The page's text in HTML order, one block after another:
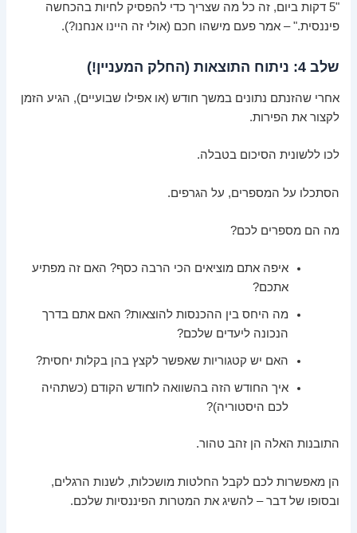
"5 דקות ביום, זה כל מה שצריך כדי להפסיק לחיות בהכחשה
פיננסית." – אמר פעם מישהו חכם (אולי זה היינו אנחנו?).
שלב 4: ניתוח התוצאות (החלק המעניין!)
אחרי שהזנתם נתונים במשך חודש (או אפילו שבועיים), הגיע הזמן
לקצור את הפירות.
לכו ללשונית הסיכום בטבלה.
הסתכלו על המספרים, על הגרפים.
מה הם מספרים לכם?
איפה אתם מוציאים הכי הרבה כסף? האם זה מפתיע
אתכם?
מה היחס בין ההכנסות להוצאות? האם אתם בדרך
הנכונה ליעדים שלכם?
האם יש קטגוריות שאפשר לקצץ בהן בקלות יחסית?
איך החודש הזה בהשוואה לחודש הקודם (כשתהיה
לכם היסטוריה)?
התובנות האלה הן זהב טהור.
הן מאפשרות לכם לקבל החלטות מושכלות, לשנות הרגלים,
ובסופו של דבר – להשיג את המטרות הפיננסיות שלכם.